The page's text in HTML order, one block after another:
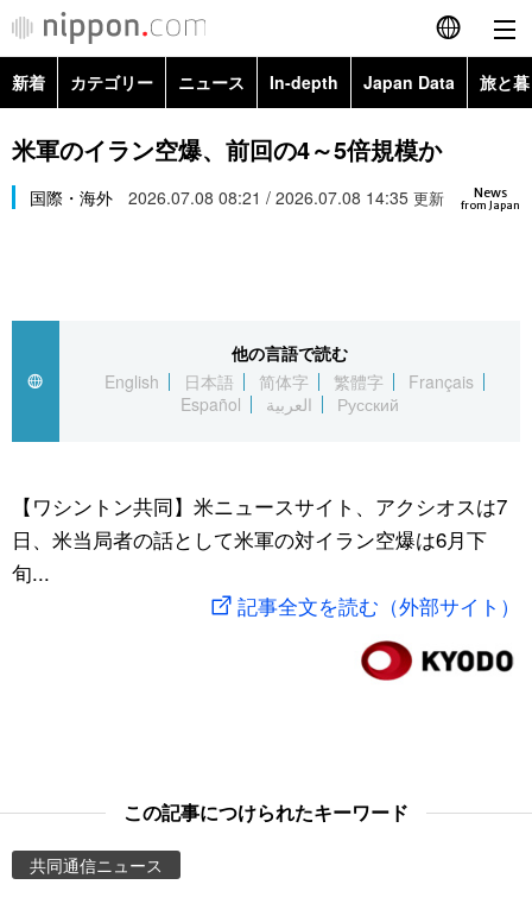
English
简体字
繁體字
العربية
社会
文化
旅と暮らし
動画/Live
新着 カテゴリー ニュース In-depth Japan Data 旅と
政治・外交
経済・ビジネス
社会
文化
科学・技術
暮らし
スポーツ・東京2020
Images
お知らせ
米軍のイラン空爆、前回の4～5倍規模か
News
from Japan
国際・海外 2026.07.08 08:21 / 2026.07.08 14:35 更新
他の言語で読む
English
日本語 简体字 繁體字
Français
Español
العربية Русский
【ワシントン共同】米ニュースサイト、アクシオスは7
日、米当局者の話として米軍の対イラン空爆は6月下
旬...
記事全文を読む（外部サイト）
この記事につけられたキーワード
共同通信ニュース